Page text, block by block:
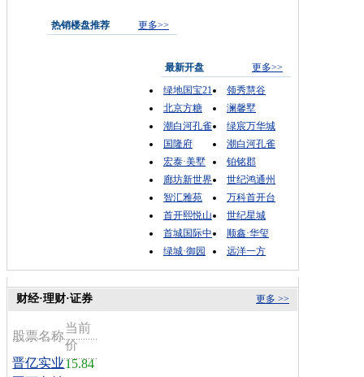
热销楼盘推荐 更多>>
最新开盘
更多>>
绿地国宝21
领秀慧谷
北京方糖
澜馨墅
潮白河孔雀
绿宸万华城
国隆府
潮白河孔雀
宏泰·美墅
铂铭郡
廊坊新世界
世纪鸿通州
智汇雅苑
万科首开台
首开熙悦山
世纪星城
首城国际中
顺鑫·华玺
绿城·御园
远洋一方
更多 >>
财经·理财·证券
股票名称
当前
价
晋亿实业15.84